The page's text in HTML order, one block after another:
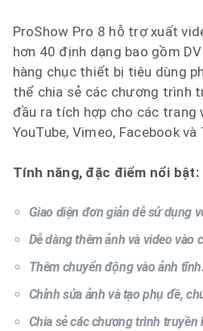
ProShow Pro 8 hỗ trợ xuất
hơn 40 định dạng bao gồm
hàng chục thiết bị tiêu dùng
thể chia sẻ các chương trình
đầu ra tích hợp cho các trang
YouTube, Vimeo, Facebook
Tính năng, đặc điểm nổi bật:
Giao diện đơn giản dễ sử dụng
Dễ dàng thêm ảnh và video vào
Thêm chuyển động vào ảnh tĩnh.
Chỉnh sửa ảnh và tạo phụ đề,
Chia sẻ các chương trình truyền